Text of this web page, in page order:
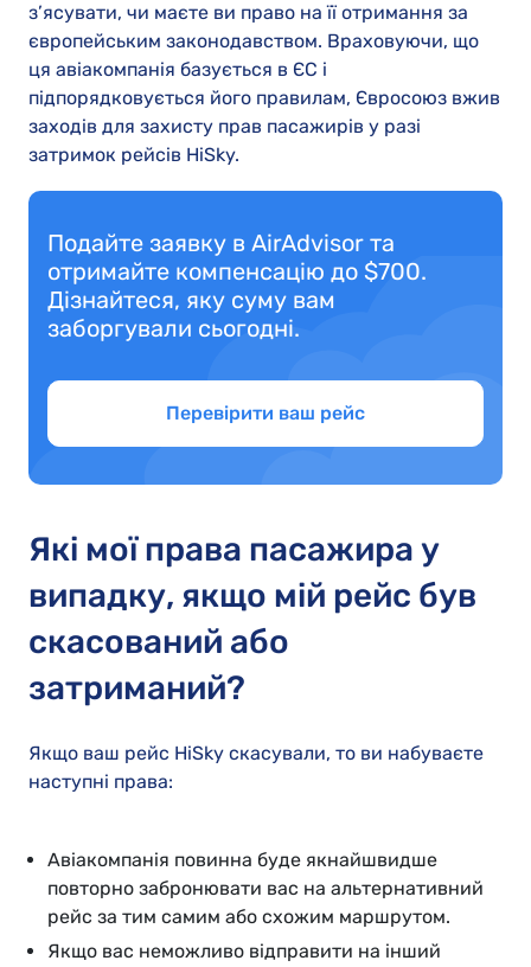
з’ясувати, чи маєте ви право на її отримання за
європейським законодавством. Враховуючи, що
ця авіакомпанія базується в ЄС і
підпорядковується його правилам, Євросоюз вжив
заходів для захисту прав пасажирів у разі
затримок рейсів HiSky.
Подайте заявку в AirAdvisor та
отримайте компенсацію до $700.
Дізнайтеся, яку суму вам
заборгували сьогодні.
Перевірити ваш рейс
Які мої права пасажира у
випадку, якщо мій рейс був
скасований або
затриманий?
Якщо ваш рейс HiSky скасували, то ви набуваєте
наступні права:
Авіакомпанія повинна буде якнайшвидше
повторно забронювати вас на альтернативний
рейс за тим самим або схожим маршрутом.
Якщо вас неможливо відправити на інший